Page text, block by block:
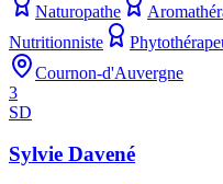
Naturopathe
Nutritionniste
Cournon-d'Auvergne
3
SD
Sylvie Davené